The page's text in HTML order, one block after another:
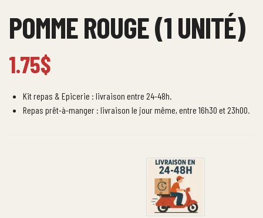
POMME ROUGE (1 UNITÉ)
1.75$
Kit repas & Epicerie : livraison entre 24-48h.
Repas prêt-à-manger : livraison le jour même, entre 16h30 et 23h00.